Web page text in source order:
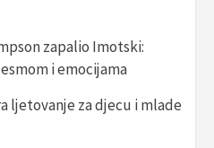
zapalio Imotski:
i emocijama
ljetovanje za djecu i mlade